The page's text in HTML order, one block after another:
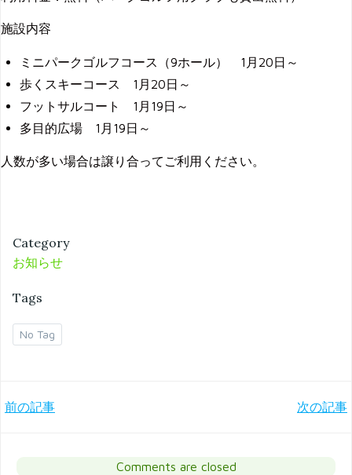
施設内容
ミニパークゴルフコース（9ホール） 1月20日～
歩くスキーコース 1月20日～
フットサルコート 1月19日～
多目的広場 1月19日～
人数が多い場合は譲り合ってご利用ください。
Category
お知らせ
Tags
No Tag
Post
navigation
前の記事
navigation
次の記事
Comments are closed